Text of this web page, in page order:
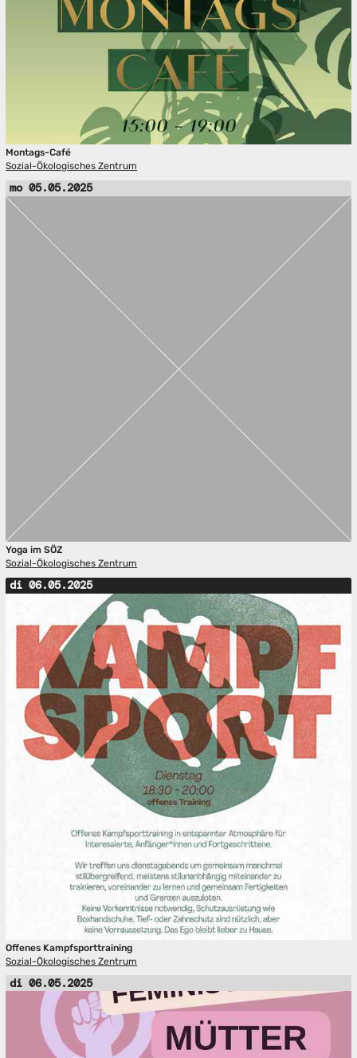
Montags-Café
Sozial-Ökologisches Zentrum
mo 05.05.2025
Yoga im SÖZ
Sozial-Ökologisches Zentrum
di 06.05.2025
Offenes Kampfsporttraining
Sozial-Ökologisches Zentrum
di 06.05.2025